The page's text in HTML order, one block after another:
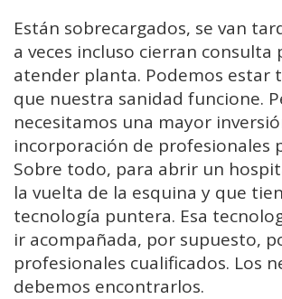
Están sobrecargados, se van
a veces incluso cierran consulta
atender planta. Podemos estar
que nuestra sanidad funcione.
necesitamos una mayor
incorporación de profesionales
Sobre todo, para abrir un
la vuelta de la esquina y que
tecnología puntera. Esa
ir acompañada, por supuesto,
profesionales cualificados. Los
debemos encontrarlos.